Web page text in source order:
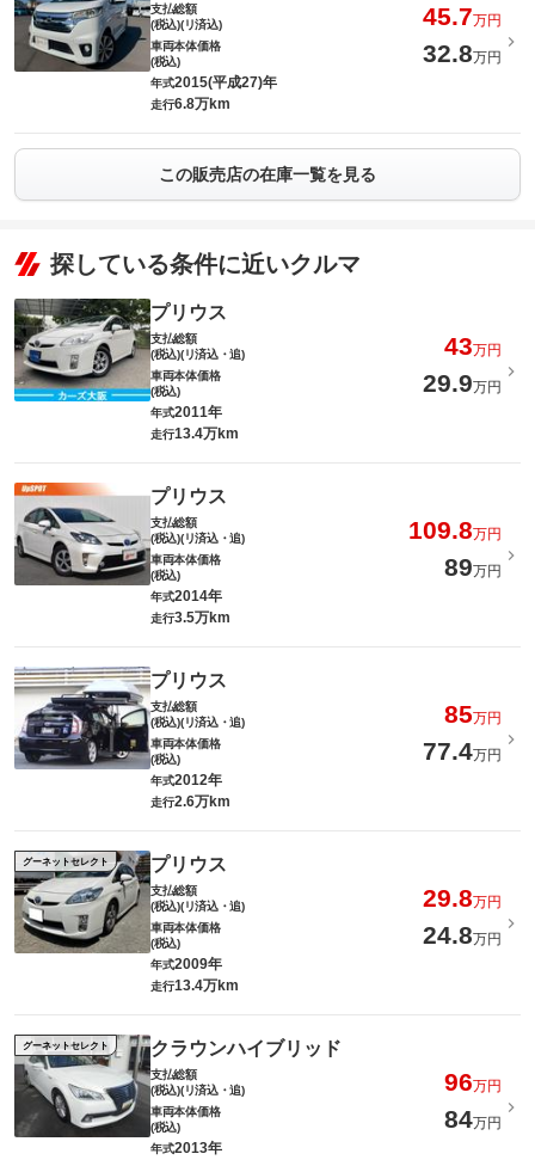
支払総額
(税込)(リ済込)
45.7万円
車両本体価格
(税込)
32.8万円
年式2015(平成27)年
走行6.8万km
この販売店の在庫一覧を見る
探している条件に近いクルマ
プリウス
支払総額
(税込)(リ済込・追)
43万円
車両本体価格
(税込)
29.9万円
年式2011年
走行13.4万km
プリウス
支払総額
(税込)(リ済込・追)
109.8万円
車両本体価格
(税込)
89万円
年式2014年
走行3.5万km
プリウス
支払総額
(税込)(リ済込・追)
85万円
車両本体価格
(税込)
77.4万円
年式2012年
走行2.6万km
グーネットセレクト プリウス
支払総額
(税込)(リ済込・追)
29.8万円
車両本体価格
(税込)
24.8万円
年式2009年
走行13.4万km
グーネットセレクト クラウンハイブリッド
支払総額
(税込)(リ済込・追)
96万円
車両本体価格
(税込)
84万円
年式2013年